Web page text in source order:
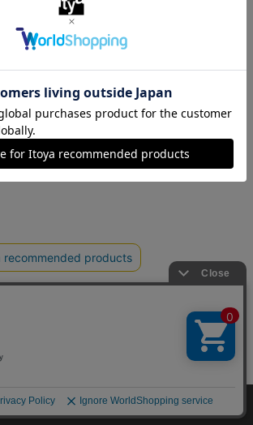
Copyright©伊東屋 All Rights Reserved.